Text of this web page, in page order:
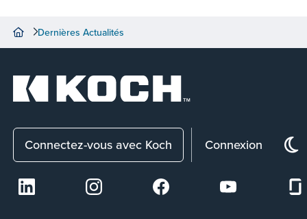
Dernières Actualités
Connectez-vous avec Koch Connexion